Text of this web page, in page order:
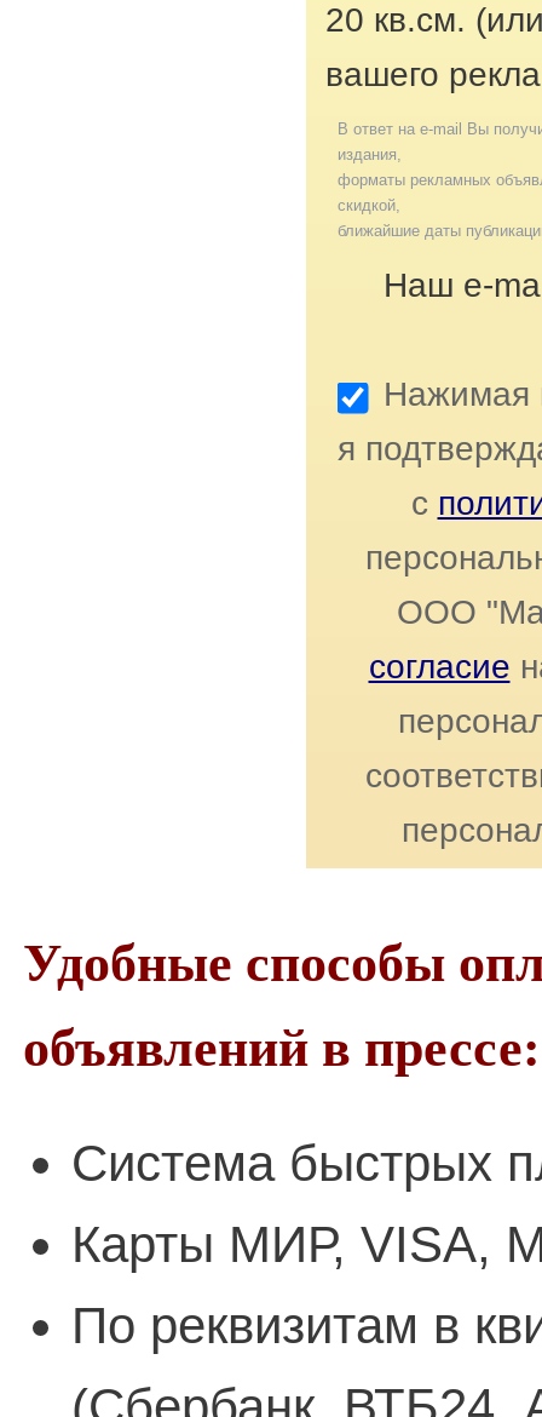
20 кв.см.
вашего
В ответ на e-mail Вы
издания,
форматы рекламных
скидкой,
ближайшие даты
Наш e-
Нажимая
я
с
ООО
согласие
Удобные способы
объявлений в прессе:
Система быстрых
Карты МИР, VISA,
По реквизитам в